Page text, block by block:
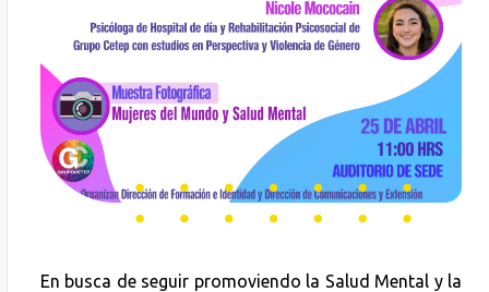
En busca de seguir promoviendo la Salud Mental y la